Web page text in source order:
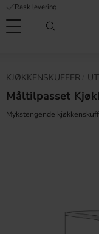
Meny
Rask levering
KJØKKENSKUFFER
Måltilpasset
Mykstengende
Vanlige